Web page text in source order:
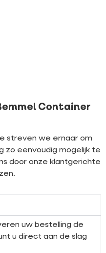
Container
streven we ernaar om
zo eenvoudig mogelijk te
door onze klantgerichte
uw bestelling de
u direct aan de slag